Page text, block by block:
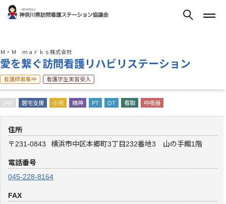
Ｍ・Ｍ ｍａｒｋｓ株式会社
愛を繋ぐ訪問看護リハビリステーション
看護師募集中 看護学生実習受入
24H 居宅支援 小児 精神 PT OT 看取 呼吸器
住所
〒231-0843
横浜市中区本郷町3丁目232番地3 山の手館1階
電話番号
045-228-8164
FAX